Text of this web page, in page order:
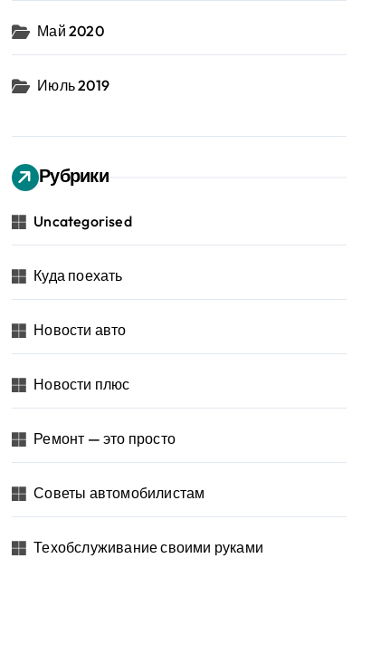
Май 2020
Июль 2019
Рубрики
Uncategorised
Куда поехать
Новости авто
Новости плюс
Ремонт — это просто
Советы автомобилистам
Техобслуживание своими руками